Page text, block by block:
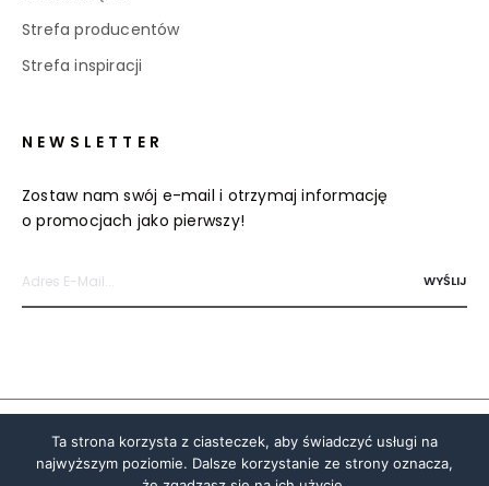
Strefa producentów
Strefa inspiracji
NEWSLETTER
Zostaw nam swój e-mail i otrzymaj informację
o promocjach jako pierwszy!
© 2020 Centrum Meblowe Dobrodzień.
Polityka prywatności i cookies
Ta strona korzysta z ciasteczek, aby świadczyć usługi na
najwyższym poziomie. Dalsze korzystanie ze strony oznacza,